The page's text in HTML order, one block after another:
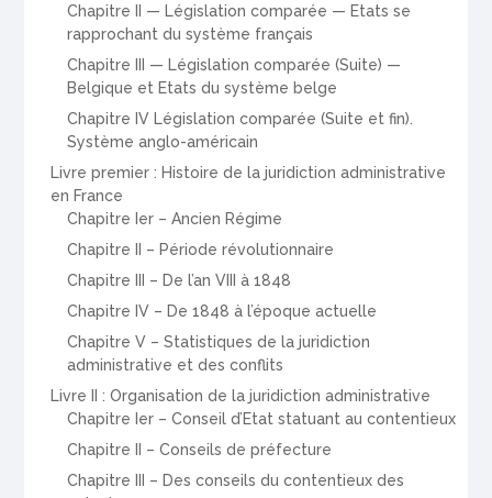
Chapitre II — Législation comparée — Etats se
rapprochant du système français
Chapitre III — Législation comparée (Suite) —
Belgique et Etats du système belge
Chapitre IV Législation comparée (Suite et fin).
Système anglo-américain
Livre premier : Histoire de la juridiction administrative
en France
Chapitre Ier – Ancien Régime
Chapitre II – Période révolutionnaire
Chapitre III – De l’an VIII à 1848
Chapitre IV – De 1848 à l’époque actuelle
Chapitre V – Statistiques de la juridiction
administrative et des conflits
Livre II : Organisation de la juridiction administrative
Chapitre Ier – Conseil d’Etat statuant au contentieux
Chapitre II – Conseils de préfecture
Chapitre III – Des conseils du contentieux des